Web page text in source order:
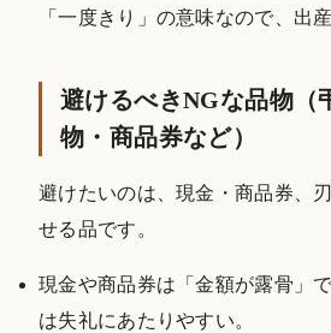
「一度きり」の意味なので、出
避けるべきNGな品物（
物・商品券など）
避けたいのは、現金・商品券、
せる品です。
現金や商品券は「金額が露骨」
は失礼にあたりやすい。